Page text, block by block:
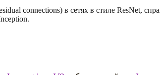
connections) в сетях в стиле ResNet,